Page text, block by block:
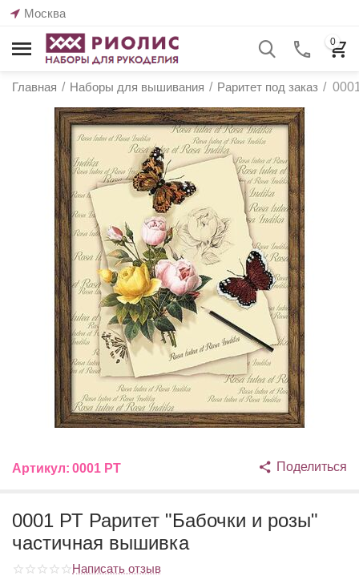
Москва
0
Главная / Наборы для вышивания / Раритет под заказ /
Артикул: 0001 РТ Поделиться
0001 РТ Раритет "Бабочки и розы"
частичная вышивка
Написать отзыв